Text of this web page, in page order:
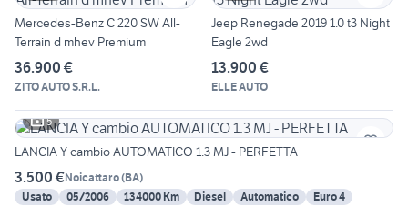
Mercedes-Benz C 220 SW All-
Terrain d mhev Premium
36.900 €
ZITO AUTO S.R.L.
Jeep Renegade 2019 1.0 t3 Night
Eagle 2wd
13.900 €
ELLE AUTO
5
LANCIA Y cambio AUTOMATICO 1.3 MJ - PERFETTA
3.500 €Noicattaro(BA)
Usato
05/2006 134000 Km Diesel Automatico
Euro 4